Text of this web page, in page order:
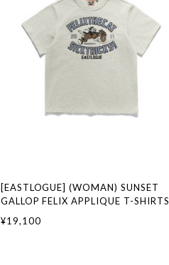
[EASTLOGUE] (WOMAN) SUNSET
GALLOP FELIX APPLIQUE T-
ァッション 韓国代行 イーストローグ
¥19,100